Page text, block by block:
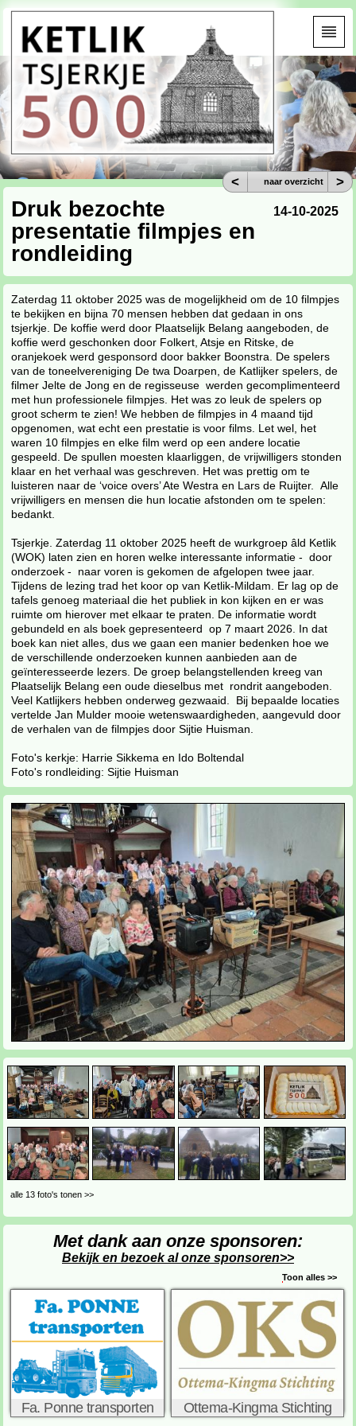
14-10-2025
Druk bezochte
presentatie filmpjes en
rondleiding
Zaterdag 11 oktober 2025 was de mogelijkheid om de 10 filmpjes
te bekijken en bijna 70 mensen hebben dat gedaan in ons
tsjerkje. De koffie werd door Plaatselijk Belang aangeboden, de
koffie werd geschonken door Folkert, Atsje en Ritske, de
oranjekoek werd gesponsord door bakker Boonstra. De spelers
van de toneelvereniging De twa Doarpen, de Katlijker spelers, de
filmer Jelte de Jong en de regisseuse werden gecomplimenteerd
met hun professionele filmpjes. Het was zo leuk de spelers op
groot scherm te zien! We hebben de filmpjes in 4 maand tijd
opgenomen, wat echt een prestatie is voor films. Let wel, het
waren 10 filmpjes en elke film werd op een andere locatie
gespeeld. De spullen moesten klaarliggen, de vrijwilligers stonden
klaar en het verhaal was geschreven. Het was prettig om te
luisteren naar de ‘voice overs’ Ate Westra en Lars de Ruijter. Alle
vrijwilligers en mensen die hun locatie afstonden om te spelen:
bedankt.
Tsjerkje. Zaterdag 11 oktober 2025 heeft de wurkgroep âld Ketlik
(WOK) laten zien en horen welke interessante informatie - door
onderzoek - naar voren is gekomen de afgelopen twee jaar.
Tijdens de lezing trad het koor op van Ketlik-Mildam. Er lag op de
tafels genoeg materiaal die het publiek in kon kijken en er was
ruimte om hierover met elkaar te praten. De informatie wordt
gebundeld en als boek gepresenteerd op 7 maart 2026. In dat
boek kan niet alles, dus we gaan een manier bedenken hoe we
de verschillende onderzoeken kunnen aanbieden aan de
geïnteresseerde lezers. De groep belangstellenden kreeg van
Plaatselijk Belang een oude dieselbus met rondrit aangeboden.
Veel Katlijkers hebben onderweg gezwaaid. Bij bepaalde locaties
vertelde Jan Mulder mooie wetenswaardigheden, aangevuld door
de verhalen van de filmpjes door Sijtie Huisman.
Foto's kerkje: Harrie Sikkema en Ido Boltendal
Foto's rondleiding: Sijtie Huisman
alle 13 foto's tonen >>
< naar overzicht >
Met dank aan onze sponsoren:
Bekijk en bezoek al onze sponsoren>>
Fa. Ponne transporten Ottema-Kingma Stichting
Toon alles >>